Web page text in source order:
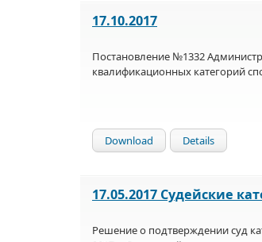
17.10.2017
Постановление №1332
квалификационных категорий
Download Details
17.05.2017 Судейские
Решение о подтверждении суд